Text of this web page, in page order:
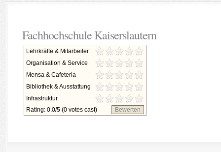
Fachhochschule Kaiserslautern
Lehrkräfte & Mitarbeiter
Organisation & Service
Mensa & Cafeteria
Bibliothek & Ausstattung
Infrastruktur
Rating: 0.0/5 (0 votes cast) Bewerten